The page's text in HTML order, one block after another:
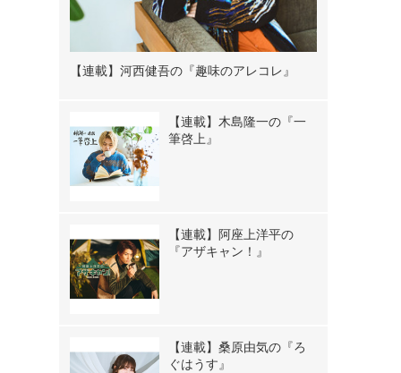
【連載】河西健吾の『趣味のアレコレ』
【連載】木島隆一の『一
筆啓上』
【連載】阿座上洋平の
『アザキャン！』
【連載】桑原由気の『ろ
ぐはうす』